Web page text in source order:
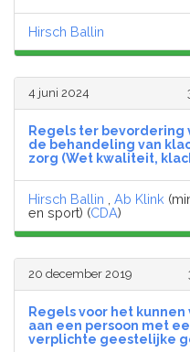
Hirsch Ballin
4 juni 2024
Regels ter bevordering
de behandeling van
zorg (Wet kwaliteit,
Hirsch Ballin Ab Klink
en sport) (CDA)
20 december 2019
Regels voor het
aan een persoon met
verplichte geestelijke